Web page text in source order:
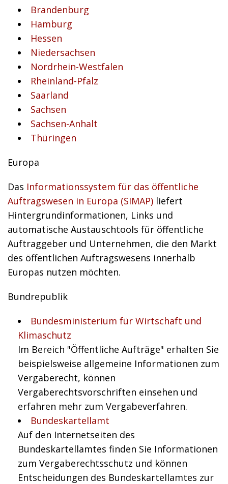
Brandenburg
Hamburg
Hessen
Niedersachsen
Nordrhein-Westfalen
Rheinland-Pfalz
Saarland
Sachsen
Sachsen-Anhalt
Thüringen
Europa
Das Informationssystem für das öffentliche
Auftragswesen in Europa (SIMAP) liefert
Hintergrundinformationen, Links und
automatische Austauschtools für öffentliche
Auftraggeber und Unternehmen, die den Markt
des öffentlichen Auftragswesens innerhalb
Europas nutzen möchten.
Bundrepublik
Bundesministerium für Wirtschaft und
Klimaschutz
Im Bereich "Öffentliche Aufträge" erhalten Sie
beispielsweise allgemeine Informationen zum
Vergaberecht, können
Vergaberechtsvorschriften einsehen und
erfahren mehr zum Vergabeverfahren.
Bundeskartellamt
Auf den Internetseiten des
Bundeskartellamtes finden Sie Informationen
zum Vergaberechtsschutz und können
Entscheidungen des Bundeskartellamtes zur